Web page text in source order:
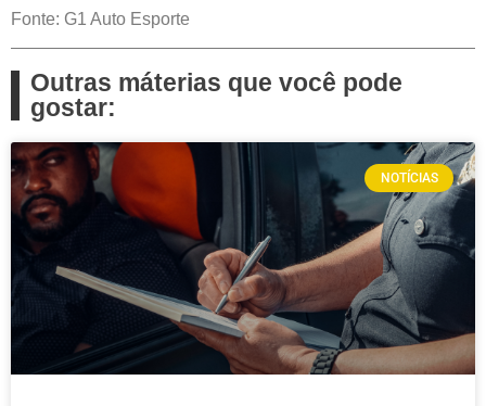
Fonte: G1 Auto Esporte
Outras máterias que você pode
gostar:
NOTÍCIAS